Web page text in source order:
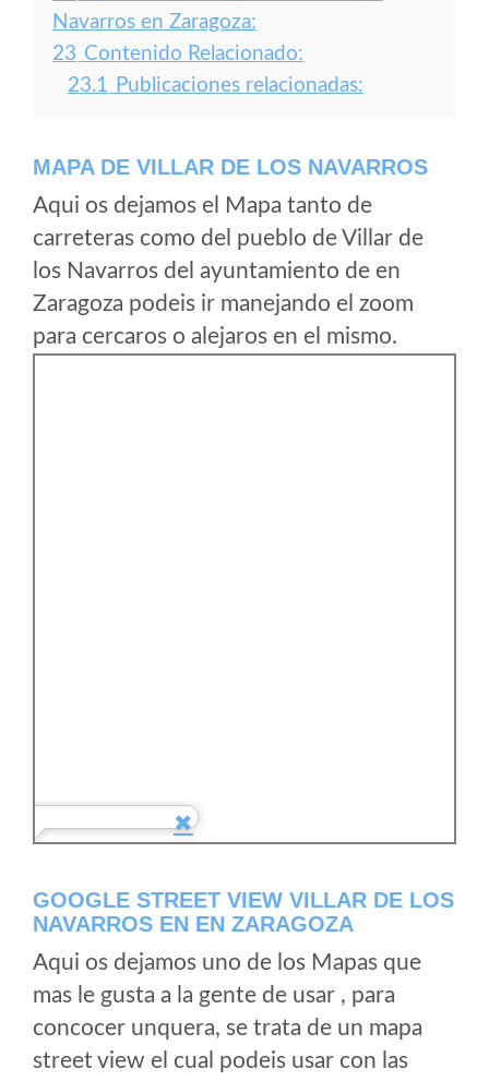
Navarros en Zaragoza:
23 Contenido Relacionado:
23.1 Publicaciones relacionadas:
MAPA DE VILLAR DE LOS NAVARROS
Aqui os dejamos el Mapa tanto de
carreteras como del pueblo de Villar de
los Navarros del ayuntamiento de en
Zaragoza podeis ir manejando el zoom
para cercaros o alejaros en el mismo.
GOOGLE STREET VIEW VILLAR DE LOS
NAVARROS EN EN ZARAGOZA
Aqui os dejamos uno de los Mapas que
mas le gusta a la gente de usar , para
concocer unquera, se trata de un mapa
street view el cual podeis usar con las